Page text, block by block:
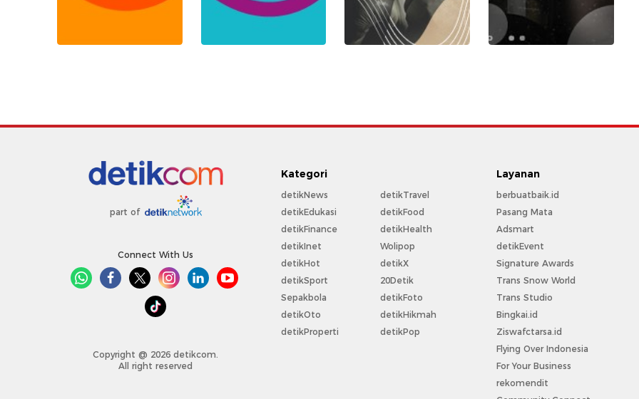
part of
Connect With Us
Copyright @ 2026 detikcom.
All right reserved
Kategori
detikNews
detikEdukasi
detikFinance
detikInet
detikHot
detikSport
Sepakbola
detikOto
detikProperti
detikTravel
detikFood
detikHealth
Wolipop
detikX
20Detik
detikFoto
detikHikmah
detikPop
Layanan
berbuatbaik.id
Pasang Mata
Adsmart
detikEvent
Signature Awards
Trans Snow World
Trans Studio
Bingkai.id
Ziswafctarsa.id
Flying Over Indonesia
For Your Business
rekomendit